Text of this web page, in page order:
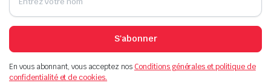
S'abonner
En vous abonnant, vous acceptez nosConditions générales et politique de
confidentialité et de cookies.